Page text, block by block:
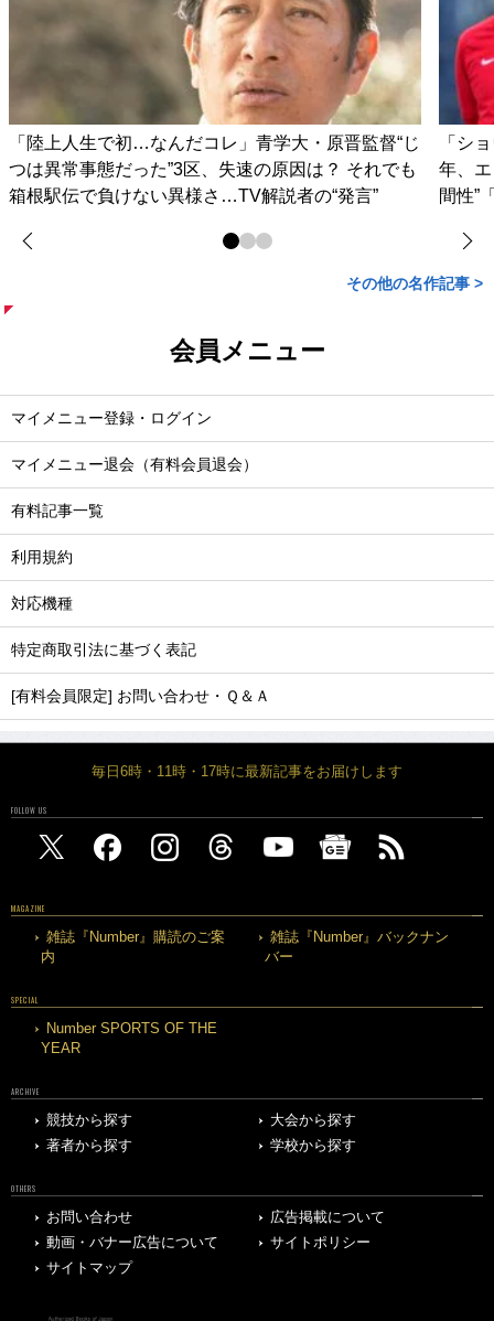
「陸上人生で初…なんだコレ」青学大・原晋監督“じ
つは異常事態だった”3区、失速の原因は？ それでも
箱根駅伝で負けない異様さ…TV解説者の“発言”
「シ
年、
間性”
その他の名作記事 >
会員メニュー
マイメニュー登録・ログイン
マイメニュー退会（有料会員退会）
有料記事一覧
利用規約
対応機種
特定商取引法に基づく表記
[有料会員限定] お問い合わせ・Ｑ＆Ａ
毎日6時・11時・17時に最新記事をお届けします
FOLLOW US
MAGAZINE
雑誌『Number』購読のご案
内
雑誌『Number』バックナン
バー
SPECIAL
Number SPORTS OF THE
YEAR
ARCHIVE
競技から探す
大会から探す
著者から探す
学校から探す
OTHERS
お問い合わせ
広告掲載について
動画・バナー広告について
サイトポリシー
サイトマップ